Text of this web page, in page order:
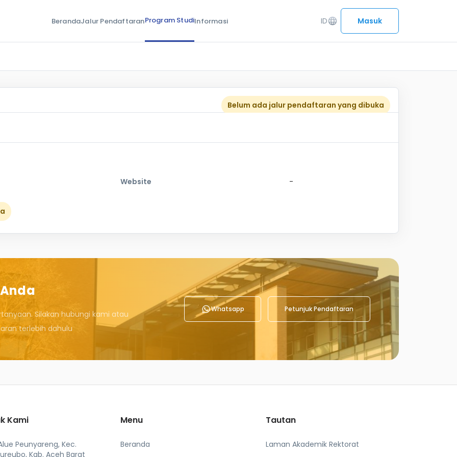
BerandaJalur PendaftaranProgram StudiInformasi IDlanguage Masuk
Belum ada jalur pendaftaran yang dibuka
Website -
Silakan hubungi kami atau
terlebih dahulu
Whatsapp Petunjuk Pendaftaran
Kami
Peunyareng, Kec.
Kab. Aceh Barat
Menu
Beranda
Tautan
Laman Akademik Rektorat